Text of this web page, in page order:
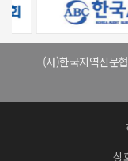
(사)한국지역신문
상